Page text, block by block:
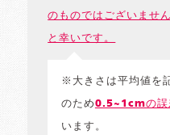
のものではございませ
と幸いです。
※大きさは平均値を
のため0.5~1cmの誤
います。